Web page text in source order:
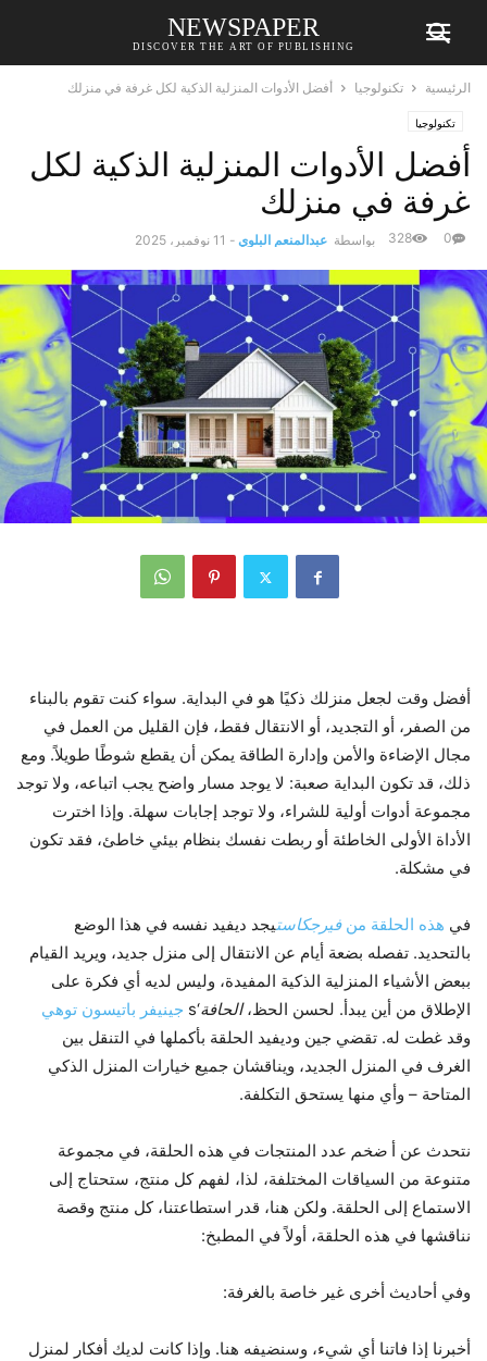
NEWSPAPER
DISCOVER THE ART OF PUBLISHING
الرئيسية تكنولوجيا أفضل الأدوات المنزلية الذكية لكل غرفة في منزلك
تكنولوجيا
أفضل الأدوات المنزلية الذكية لكل
غرفة في منزلك
بواسطة عبدالمنعم البلوي - 11 نوفمبر، 2025 0
328
أفضل وقت لجعل منزلك ذكيًا هو في البداية. سواء كنت تقوم بالبناء
من الصفر، أو التجديد، أو الانتقال فقط، فإن القليل من العمل في
مجال الإضاءة والأمن وإدارة الطاقة يمكن أن يقطع شوطًا طويلاً. ومع
ذلك، قد تكون البداية صعبة: لا يوجد مسار واضح يجب اتباعه، ولا توجد
مجموعة أدوات أولية للشراء، ولا توجد إجابات سهلة. وإذا اخترت
الأداة الأولى الخاطئة أو ربطت نفسك بنظام بيئي خاطئ، فقد تكون
في مشكلة.
في هذه الحلقة منفيرجكاستيجد ديفيد نفسه في هذا الوضع
بالتحديد. تفصله بضعة أيام عن الانتقال إلى منزل جديد، ويريد القيام
ببعض الأشياء المنزلية الذكية المفيدة، وليس لديه أي فكرة على
الإطلاق من أين يبدأ. لحسن الحظ،الحافة‘s
جينيفر باتيسون توهي
وقد غطت له. تقضي جين وديفيد الحلقة بأكملها في التنقل بين
الغرف في المنزل الجديد، ويناقشان جميع خيارات المنزل الذكي
المتاحة – وأي منها يستحق التكلفة.
نتحدث عن أ ضخم عدد المنتجات في هذه الحلقة، في مجموعة
متنوعة من السياقات المختلفة، لذا، لفهم كل منتج، ستحتاج إلى
الاستماع إلى الحلقة. ولكن هنا، قدر استطاعتنا، كل منتج وقصة
نناقشها في هذه الحلقة، أولاً في المطبخ:
وفي أحاديث أخرى غير خاصة بالغرفة:
أخبرنا إذا فاتنا أي شيء، وسنضيفه هنا. وإذا كانت لديك أفكار لمنزل